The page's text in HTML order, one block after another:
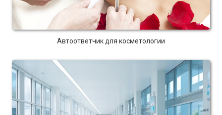
Автоответчик для косметологии